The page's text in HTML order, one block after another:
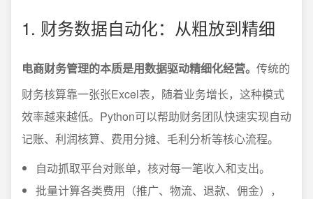
1. 财务数据自动化：从粗放到精细
电商财务管理的本质是用数据驱动精细化经营。 传统的
财务核算靠一张张Excel表，随着业务增长，这种模式
效率越来越低。Python可以帮助财务团队快速实现自动
记账、利润核算、费用分摊、毛利分析等核心流程。
自动抓取平台对账单，核对每一笔收入和支出。
批量计算各类费用（推广、物流、退款、佣金），